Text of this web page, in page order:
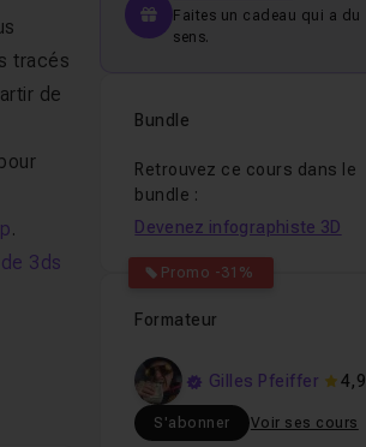
tracés
de
.
3ds
Faites un cadeau qui a du
sens.
Bundle
Retrouvez ce cours dans le
bundle :
Promo -31%
Devenez infographiste 3D
Formateur
Gilles Pfeiffer 4,9
S'abonner Voir ses cours